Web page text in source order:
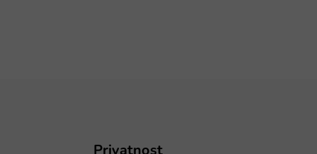
Privatnost